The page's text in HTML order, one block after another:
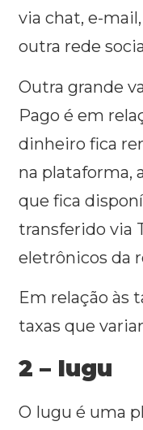
via chat, e-
outra rede
Outra grande
Pago é em
dinheiro fica
na plataforma,
que fica
transferido via
eletrônicos da
Em relação às
taxas que
2 – Iugu
O Iugu é uma